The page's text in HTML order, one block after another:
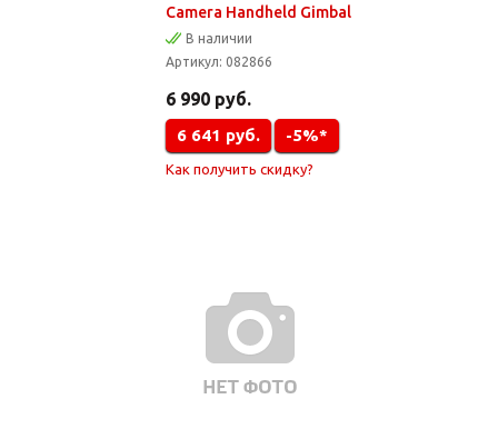
Camera Handheld Gimbal
В наличии
Артикул: 082866
6 990 руб.
6 641 руб. -5%*
Как получить скидку?